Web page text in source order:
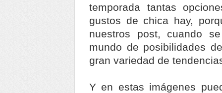
temporada tantas
gustos de chica hay,
nuestros post, cuando
mundo de posibilidades
gran variedad de
Y en estas imágenes